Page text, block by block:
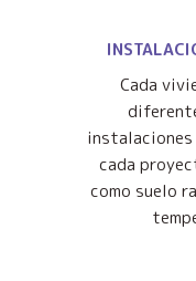
Cada
instalaciones
cada
como suelo